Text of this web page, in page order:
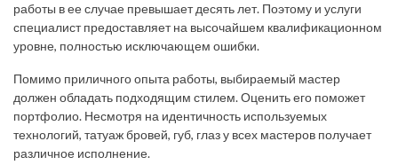
работы в ее случае превышает десять лет. Поэтому и услуги
специалист предоставляет на высочайшем квалификационном
уровне, полностью исключающем ошибки.
Помимо приличного опыта работы, выбираемый мастер
должен обладать подходящим стилем. Оценить его поможет
портфолио. Несмотря на идентичность используемых
технологий, татуаж бровей, губ, глаз у всех мастеров получает
различное исполнение.